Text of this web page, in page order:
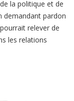
la politique et de
demandant pardon
relever de
les relations